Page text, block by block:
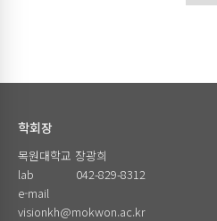
학회장
목원대학교 장광희
lab
042-829-8312
e-mail
visionkh@mokwon.ac.kr